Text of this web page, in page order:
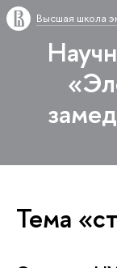
Высшая школа
Тема